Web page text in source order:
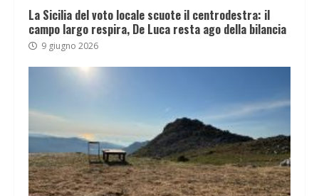
La Sicilia del voto locale scuote il centrodestra: il
campo largo respira, De Luca resta ago della bilancia
9 giugno 2026